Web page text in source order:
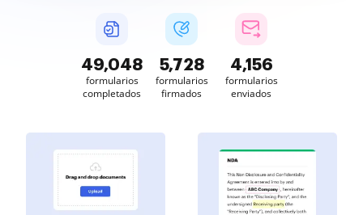
49,048
formularios
completados
5,728
formularios
firmados
4,156
formularios
enviados